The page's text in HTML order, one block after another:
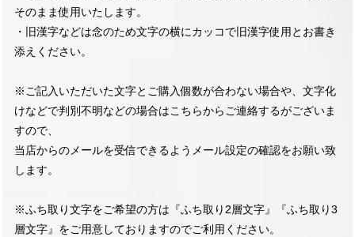
そのまま使用いたします。
・旧漢字などは念のため文字の横にカッコで旧漢字使用とお書き
添えください。
※ご記入いただいた文字とご購入個数が合わない場合や、文字化
けなどで判別不明などの場合はこちらからご連絡するがございま
すので、
当店からのメールを受信できるようメール設定の確認をお願い致
します。
※ふち取り文字をご希望の方は『ふち取り2層文字』『ふち取り3
層文字』をご用意しておりますのでご利用ください。